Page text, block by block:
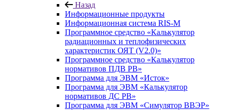
Назад
Информационные продукты
Информационная система RIS-M
Программное средство «Калькулятор
радиационных и теплофизических
характеристик ОЯТ (V2.0)»
Программное средство «Калькулятор
нормативов ПДВ РВ»
Программа для ЭВМ «Исток»
Программа для ЭВМ «Калькулятор
нормативов ДС РВ»
Программа для ЭВМ «Симулятор ВВЭР»